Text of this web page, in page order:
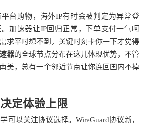
台购物，海外IP有时会被判定为异常登
加速器让IP回归正常，下单支付一气呵
求平时想不到，关键时刻卡你一下才觉得
器的全球节点分布在这儿体现优势，不管
美，总有一个邻近节点让你连回国内不掉
定体验上限
可以关注协议选择。WireGuard协议新，